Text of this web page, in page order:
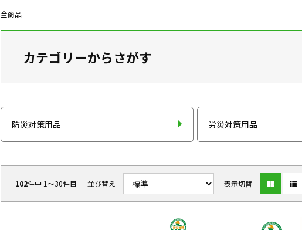
全商品
カテゴリーからさがす
防災対策用品 労災対策用品
102件中 1〜30件目 並び替え 表示切替